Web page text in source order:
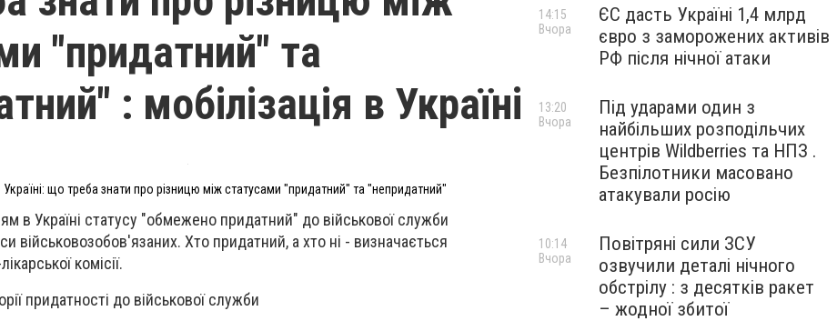
"придатний" та
: мобілізація в Україні
Україні: що треба знати про різницю між статусами "придатний" та "непридатний"
в Україні статусу "обмежено придатний" до військової служби
військовозобов'язаних. Хто придатний, а хто ні - визначається
комісії.
придатності до військової служби
ЄС дасть Україні 1,4 млрд
євро з заморожених активів
РФ після нічної атаки
14:15
Вчора
Під ударами один з
найбільших розподільчих
центрів Wildberries та НПЗ .
Безпілотники масовано
атакували росію
13:20
Вчора
Повітряні сили ЗСУ
озвучили деталі нічного
обстрілу : з десятків ракет
– жодної збитої
10:14
Вчора